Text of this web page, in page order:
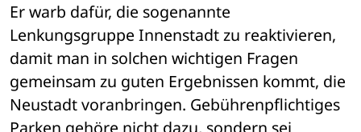
Er warb dafür, die sogenannte
Lenkungsgruppe Innenstadt zu reaktivieren,
damit man in solchen wichtigen Fragen
gemeinsam zu guten Ergebnissen kommt, die
Neustadt voranbringen. Gebührenpflichtiges
Parken gehöre nicht dazu, sondern sei